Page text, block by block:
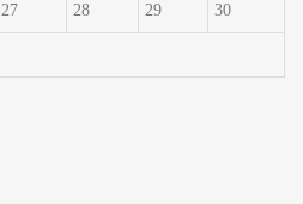
27 28 29 30